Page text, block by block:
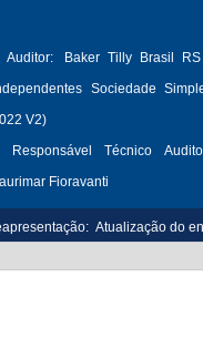
Auditor:
Baker Tilly Brasil
Sociedade
V2)
Responsável Técnico
Fioravanti
Atualização do